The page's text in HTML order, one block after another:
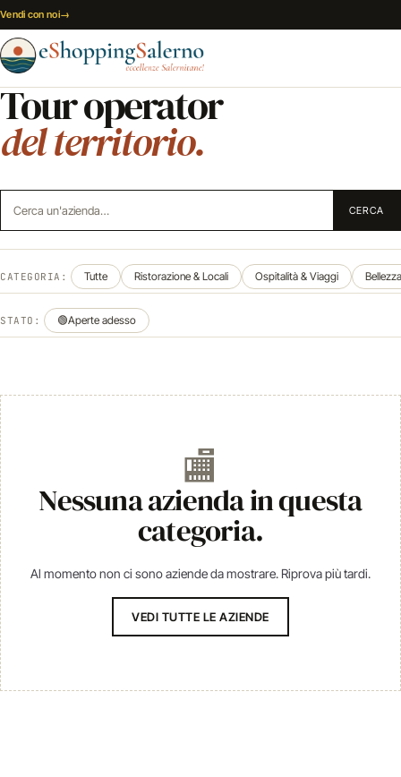
Vai al contenuto
Vendi con noi→
Tour operator
del territorio.
CERCA
CATEGORIA: Tutte Ristorazione & Locali Ospitalità & Viaggi
STATO: 🟢Aperte adesso
🏬
Nessuna azienda in questa
categoria.
Al momento non ci sono aziende da mostrare. Riprova più tardi.
VEDI TUTTE LE AZIENDE